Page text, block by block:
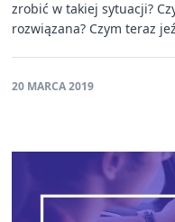
zrobić w takiej sytuacji?
rozwiązana? Czym teraz
20 MARCA 2019